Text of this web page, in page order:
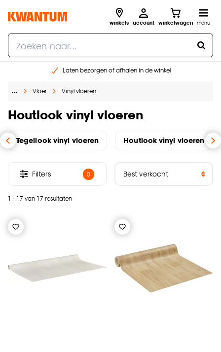
winkels account winkelwagen menu
Laten bezorgen of afhalen in de winkel
Gratis raam advies en inmeten aan huis
… Vloer Vinyl vloeren
Houtlook vinyl vloeren
Tegellook vinyl vloeren Houtlook vinyl vloeren
1 - 17 van 17 resultaten
Filters 0